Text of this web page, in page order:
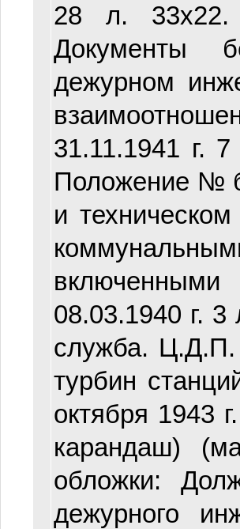
28 л. 33х22.
Документы
дежурном
31.11.1941 г.
Положение №
и
08.03.1940 г. 3
служба. Ц.Д.П.
турбин
октября 1943
карандаш)
обложки:
дежурного